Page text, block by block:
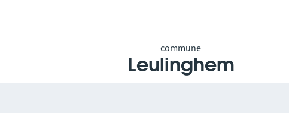
commune
Leulinghem